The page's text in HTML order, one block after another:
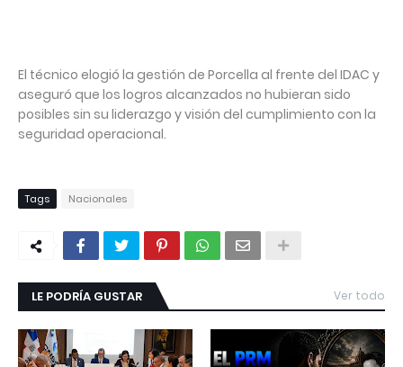
El técnico elogió la gestión de Porcella al frente del IDAC y
aseguró que los logros alcanzados no hubieran sido
posibles sin su liderazgo y visión del cumplimiento con la
seguridad operacional.
Tags Nacionales
LE PODRÍA GUSTAR Ver todo